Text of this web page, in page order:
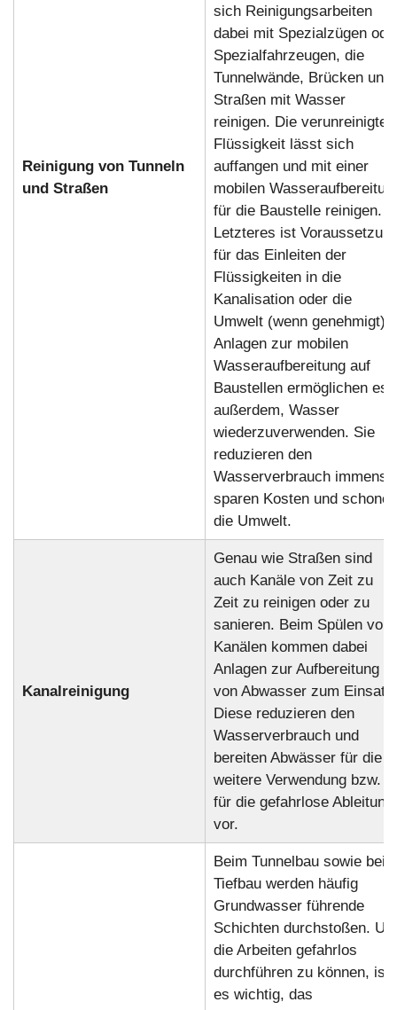
Reinigung von Tunneln
und Straßen
sich Reinigungsarbeiten
dabei mit Spezialzügen
Spezialfahrzeugen, die
Tunnelwände, Brücken und
Straßen mit Wasser
reinigen. Die verunreinigte
Flüssigkeit lässt sich
auffangen und mit einer
mobilen
für die Baustelle reinigen.
Letzteres ist
für das Einleiten der
Flüssigkeiten in die
Kanalisation oder die
Umwelt (wenn genehmigt).
Anlagen zur mobilen
Wasseraufbereitung auf
Baustellen ermöglichen es
außerdem, Wasser
wiederzuverwenden. Sie
reduzieren den
Wasserverbrauch immens,
sparen Kosten und schonen
die Umwelt.
Kanalreinigung
Genau wie Straßen sind
auch Kanäle von Zeit zu
Zeit zu reinigen oder zu
sanieren. Beim Spülen von
Kanälen kommen dabei
Anlagen zur Aufbereitung
von Abwasser zum Einsatz.
Diese reduzieren den
Wasserverbrauch und
bereiten Abwässer für die
weitere Verwendung bzw.
für die gefahrlose Ableitung
vor.
Beim Tunnelbau sowie beim
Tiefbau werden häufig
Grundwasser führende
Schichten durchstoßen. Um
die Arbeiten gefahrlos
durchführen zu können, ist
es wichtig, das